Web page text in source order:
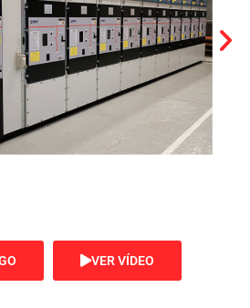
VER VÍDEO